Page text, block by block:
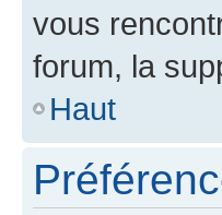
vous
forum, la
Haut